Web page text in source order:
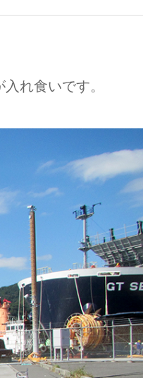
れ食いです。